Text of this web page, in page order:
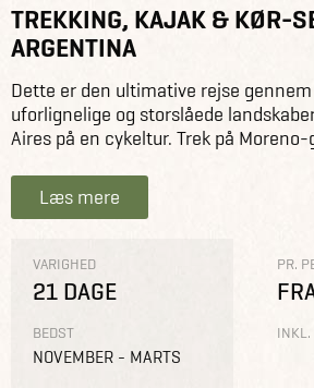
TREKKING, KAJAK & KØR-
ARGENTINA
Dette er den ultimative rejse
uforlignelige og storslåede
Aires på en cykeltur. Trek på
Læs mere
VARIGHED
21 DAGE
BEDST
NOVEMBER - MARTS
PR.
INKL.